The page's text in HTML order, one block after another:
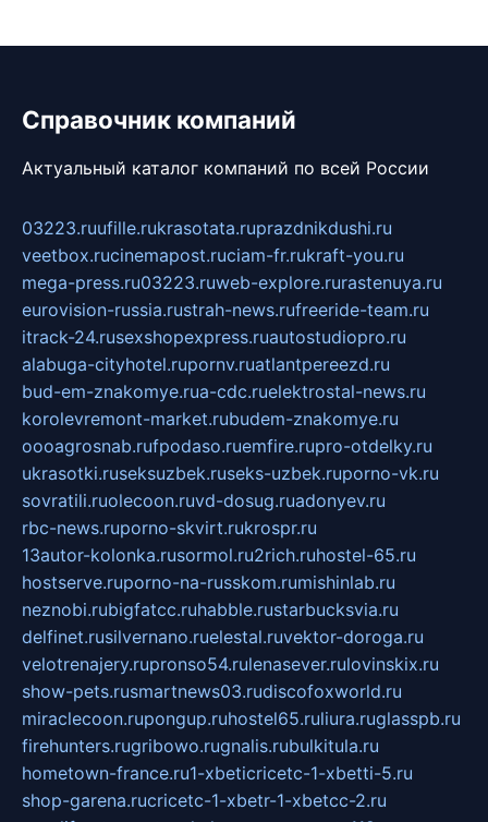
Справочник компаний
Актуальный каталог компаний по всей России
03223.ruufille.rukrasotata.ruprazdnikdushi.ru
veetbox.rucinemapost.ruciam-fr.rukraft-you.ru
mega-press.ru03223.ruweb-explore.rurastenuya.ru
eurovision-russia.rustrah-news.rufreeride-team.ru
itrack-24.rusexshopexpress.ruautostudiopro.ru
alabuga-cityhotel.rupornv.ruatlantpereezd.ru
bud-em-znakomye.rua-cdc.ruelektrostal-news.ru
korolevremont-market.rubudem-znakomye.ru
oooagrosnab.rufpodaso.ruemfire.rupro-otdelky.ru
ukrasotki.ruseksuzbek.ruseks-uzbek.ruporno-vk.ru
sovratili.ruolecoon.ruvd-dosug.ruadonyev.ru
rbc-news.ruporno-skvirt.rukrospr.ru
13autor-kolonka.rusormol.ru2rich.ruhostel-65.ru
hostserve.ruporno-na-russkom.rumishinlab.ru
neznobi.rubigfatcc.ruhabble.rustarbucksvia.ru
delfinet.rusilvernano.ruelestal.ruvektor-doroga.ru
velotrenajery.rupronso54.rulenasever.rulovinskix.ru
show-pets.rusmartnews03.rudiscofoxworld.ru
miraclecoon.rupongup.ruhostel65.ruliura.ruglasspb.ru
firehunters.rugribowo.rugnalis.rubulkitula.ru
hometown-france.ru1-xbeticricetc-1-xbetti-5.ru
shop-garena.rucricetc-1-xbetr-1-xbetcc-2.ru